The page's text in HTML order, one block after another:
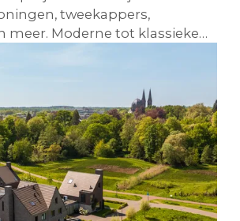
tweekappers,
meer. Moderne tot klassieke
sector tot sociaal segment.